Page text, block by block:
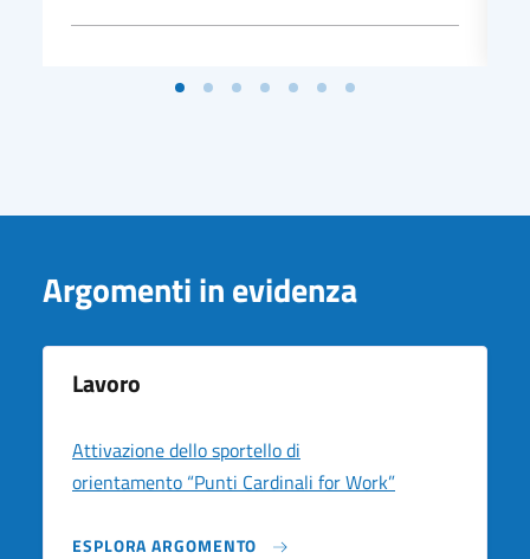
Argomenti in evidenza
Lavoro
Attivazione dello sportello di
orientamento “Punti Cardinali for Work”
ESPLORA ARGOMENTO